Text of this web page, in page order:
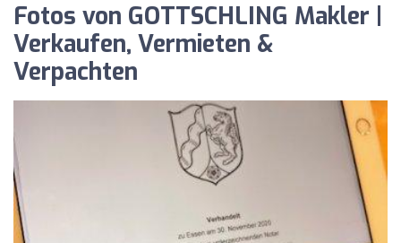
Fotos von GOTTSCHLING Makler |
Verkaufen, Vermieten &
Verpachten